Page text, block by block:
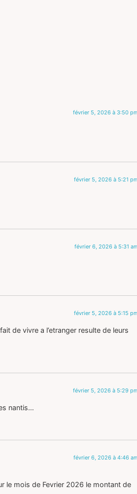
février 5, 2026 à 3:50
février 5, 2026 à 5:21
février 6, 2026 à 5:31
février 5, 2026 à 5:15
de vivre a l’etranger resulte de leurs
février 5, 2026 à 5:29
nantis…
février 6, 2026 à 4:46
le mois de Fevrier 2026 le montant de